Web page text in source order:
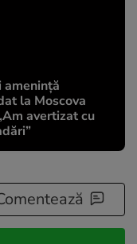
amenință
la Moscova
avertizat cu